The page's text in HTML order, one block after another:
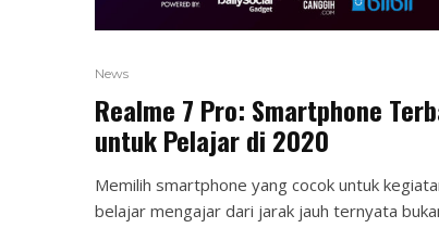
News
Realme 7 Pro: Smartphone
untuk Pelajar di 2020
Memilih smartphone yang cocok untuk
belajar mengajar dari jarak jauh ternyata